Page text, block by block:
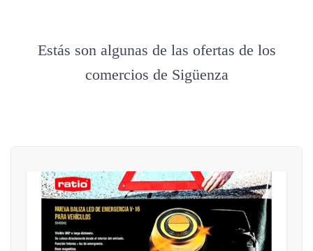
Estás son algunas de las ofertas de los
comercios de Sigüenza